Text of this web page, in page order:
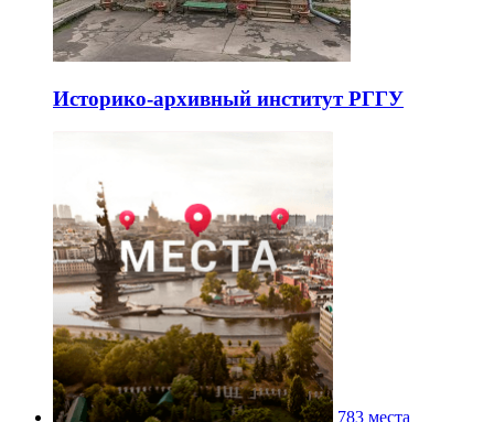
Историко-архивный институт РГГУ
783 места